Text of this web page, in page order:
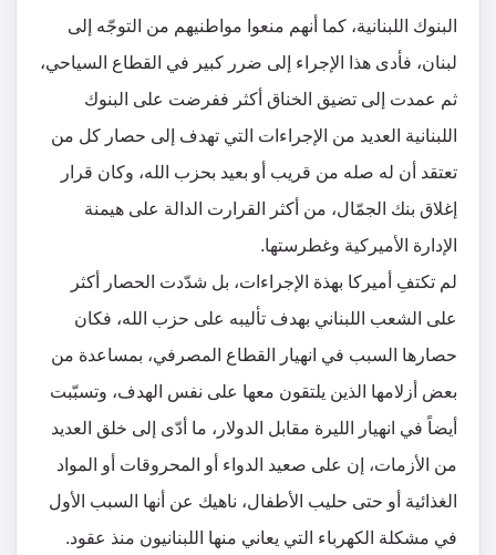
البنوك اللبنانية، كما أنهم منعوا مواطنيهم من التوجّه إلى
لبنان، فأدى هذا الإجراء إلى ضرر كبير في القطاع السياحي،
ثم عمدت إلى تضيق الخناق أكثر ففرضت على البنوك
اللبنانية العديد من الإجراءات التي تهدف إلى حصار كل من
تعتقد أن له صله من قريب أو بعيد بحزب الله، وكان قرار
إغلاق بنك الجمّال، من أكثر القرارت الدالة على هيمنة
الإدارة الأميركية وغطرستها.
لم تكتفِ أميركا بهذة الإجراءات، بل شدّدت الحصار أكثر
على الشعب اللبناني بهدف تأليبه على حزب الله، فكان
حصارها السبب في انهيار القطاع المصرفي، بمساعدة من
بعض أزلامها الذين يلتقون معها على نفس الهدف، وتسبّبت
أيضاً في انهيار الليرة مقابل الدولار، ما أدّى إلى خلق العديد
من الأزمات، إن على صعيد الدواء أو المحروقات أو المواد
الغذائية أو حتى حليب الأطفال، ناهيك عن أنها السبب الأول
في مشكلة الكهرباء التي يعاني منها اللبنانيون منذ عقود.